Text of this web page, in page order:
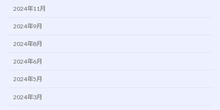
2024年11月
2024年9月
2024年8月
2024年6月
2024年5月
2024年3月